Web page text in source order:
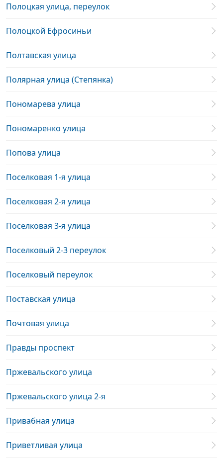
Полоцкая улица, переулок
Полоцкой Ефросиньи
Полтавская улица
Полярная улица (Степянка)
Пономарева улица
Пономаренко улица
Попова улица
Поселковая 1-я улица
Поселковая 2-я улица
Поселковая 3-я улица
Поселковый 2-3 переулок
Поселковый переулок
Поставская улица
Почтовая улица
Правды проспект
Пржевальского улица
Пржевальского улица 2-я
Привабная улица
Приветливая улица